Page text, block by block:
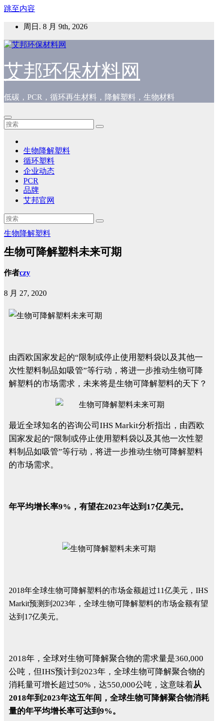
跳至内容
周日. 8 月 9th, 2026
艾邦环保材料网
低碳，PCR，循环再生材料，降解塑料，生物材料
生物降解塑料
循环塑料
企业动态
PCR
品牌
艾邦官网
生物降解塑料
生物可降解塑料未来可期
作者czy
8 月 27, 2020
由西欧国家发起的“限制或停止使用塑料袋以及其他一
次性塑料制品如吸管”等行动，将进一步推动生物可降
解塑料的市场需求，未来将是生物可降解塑料的天下？
最近全球知名的咨询公司IHS Markit分析指出，由西欧
国家发起的“限制或停止使用塑料袋以及其他一次性塑
料制品如吸管”等行动，将进一步推动生物可降解塑料
的市场需求。
年平均增长率9%，有望在2023年达到17亿美元。
2018年全球生物可降解塑料的市场金额超过11亿美元，IHS
Markit预测到2023年，全球生物可降解塑料的市场金额有望
达到17亿美元。
2018年，全球对生物可降解聚合物的需求量是360,000
公吨，但IHS预计到2023年，全球生物可降解聚合物的
消耗量可增长超过50%，达550,000公吨，这意味着从
2018年到2023年这五年间，全球生物可降解聚合物消耗
量的年平均增长率可达到9%。